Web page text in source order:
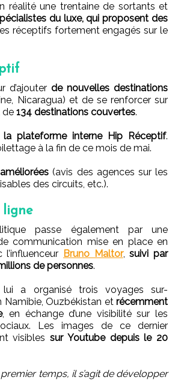
réalité une trentaine de sortants et
du luxe, qui proposent des
réceptifs fortement engagés sur le
d’ajouter de nouvelles destinations
Nicaragua) et de se renforcer sur
de 134 destinations couvertes.
la plateforme interne Hip Réceptif.
à la fin de ce mois de mai.
(avis des agences sur les
des circuits, etc.).
ligne
passe également par une
communication mise en place en
Bruno Maltor,suivi par
de personnes.
lui a organisé trois voyages sur-
Namibie, Ouzbékistan et récemment
, en échange d’une visibilité sur les
Les images de ce dernier
visiblessur Youtube depuis le 20
temps, il s’agit de développer